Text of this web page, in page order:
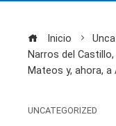
Inicio
Narros del
Mateos y, ahora, a
UNCATEGORIZED